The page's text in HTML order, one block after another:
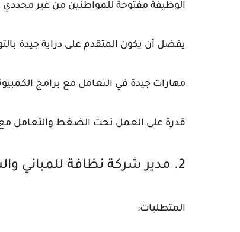
الوظيفة مفتوحة للمواطنين من غير محددي
يفضل أن يكون المتقدم على دراية جيدة
مهارات جيدة في التعامل مع برامج
قدرة على العمل تحت الضغط والتعامل
2. مدير شركة نظافة للمباني والشقق والفلل والمكاتب 🏢
المتطلبات: